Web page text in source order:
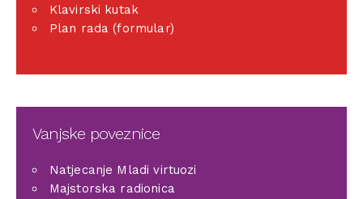
Klavirski kutak
Plan rada (formular)
Vanjske poveznice
Natjecanje Mladi virtuozi
Majstorska radionica